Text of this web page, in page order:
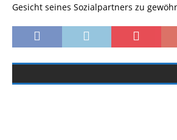
Gesicht seines Sozialpartners zu